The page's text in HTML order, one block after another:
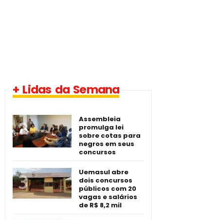
+ Lidas da Semana
-­ Imperatriz/MA
Assembleia
promulga lei
sobre cotas para
negros em seus
concursos
Uemasul abre
dois concursos
públicos com 20
vagas e salários
de R$ 8,2 mil